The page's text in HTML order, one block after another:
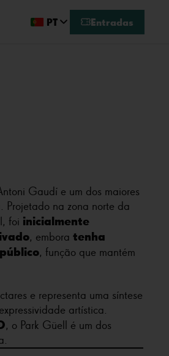
PT Entradas
Gaudí e um dos maiores
Projetado na zona norte da
foi inicialmente
, embora tenha
, função que mantém
e representa uma síntese
artística.
, o Park Güell é um dos